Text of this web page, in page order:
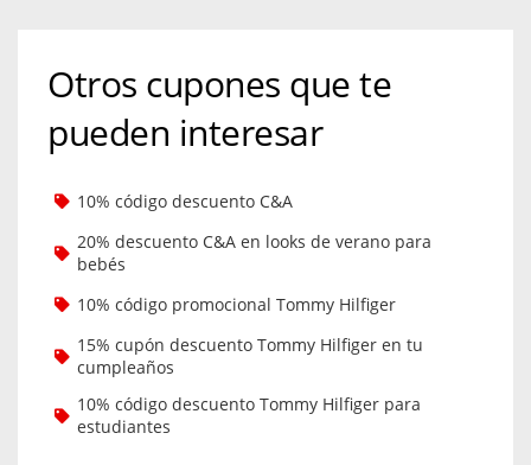
Otros cupones que te
pueden interesar
10% código descuento C&A
20% descuento C&A en looks de verano para
bebés
10% código promocional Tommy Hilfiger
15% cupón descuento Tommy Hilfiger en tu
cumpleaños
10% código descuento Tommy Hilfiger para
estudiantes